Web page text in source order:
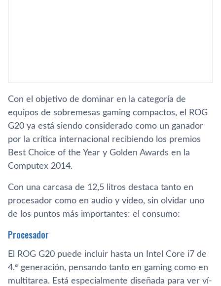
Con el objetivo de dominar en la categorí­a de
equipos de sobremesas gaming compactos, el ROG
G20 ya está siendo considerado como un ganador
por la crí­tica internacional recibiendo los premios
Best Choice of the Year y Golden Awards en la
Computex 2014.
Con una carcasa de 12,5 litros destaca tanto en
procesador como en audio y ví­deo, sin olvidar uno
de los puntos más importantes: el consumo:
Procesador
El ROG G20 puede incluir hasta un Intel Core i7 de
4.ª generación, pensando tanto en gaming como en
multitarea. Está especialmente diseñada para ver ví­